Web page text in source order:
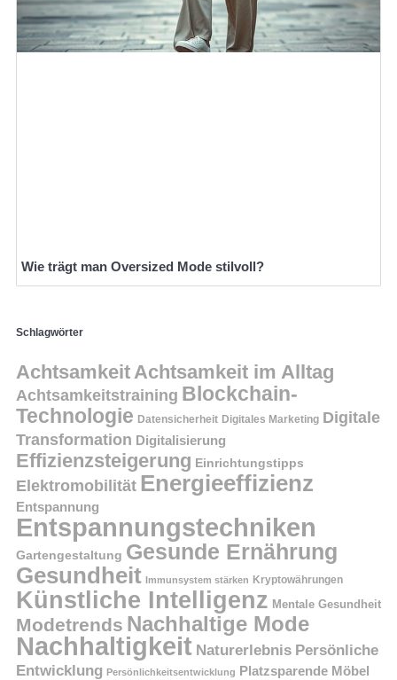
Wie trägt man Oversized Mode stilvoll?
Schlagwörter
Achtsamkeit Achtsamkeit im Alltag
Achtsamkeitstraining Blockchain-
Technologie Datensicherheit Digitales Marketing Digitale
Transformation Digitalisierung
Effizienzsteigerung Einrichtungstipps
Elektromobilität Energieeffizienz
Entspannung
Entspannungstechniken
Gartengestaltung Gesunde Ernährung
Gesundheit Immunsystem stärken Kryptowährungen
Künstliche Intelligenz Mentale Gesundheit
Modetrends Nachhaltige Mode
Nachhaltigkeit Naturerlebnis Persönliche
Entwicklung Persönlichkeitsentwicklung Platzsparende Möbel